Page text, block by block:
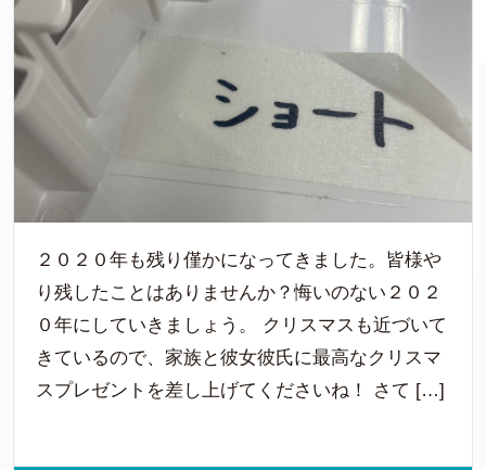
２０２０年も残り僅かになってきました。皆様や
り残したことはありませんか？悔いのない２０２
０年にしていきましょう。 クリスマスも近づいて
きているので、家族と彼女彼氏に最高なクリスマ
スプレゼントを差し上げてくださいね！ さて […]